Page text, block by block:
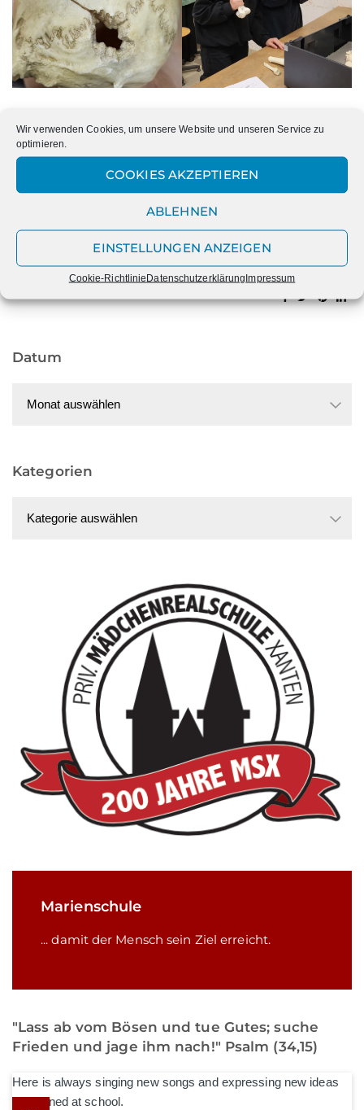
Wir verwenden Cookies, um unsere Website und unseren Service zu
optimieren.
COOKIES AKZEPTIEREN
ABLEHNEN
EINSTELLUNGEN ANZEIGEN
Cookie-RichtlinieDatenschutzerklärungImpressum
PREVIOUS
VORBEREITUNG AUF DAS
MÖRMTER
ROSIGE AUSSICHTEN AM
VALENTINSTAG
Datum
Kategorien
Marienschule
... damit der Mensch sein Ziel erreicht.
"Lass ab vom Bösen und tue Gutes; suche
Frieden und jage ihm nach!" Psalm (34,15)
Here is always singing new songs and expressing new ideas
he learned at school.